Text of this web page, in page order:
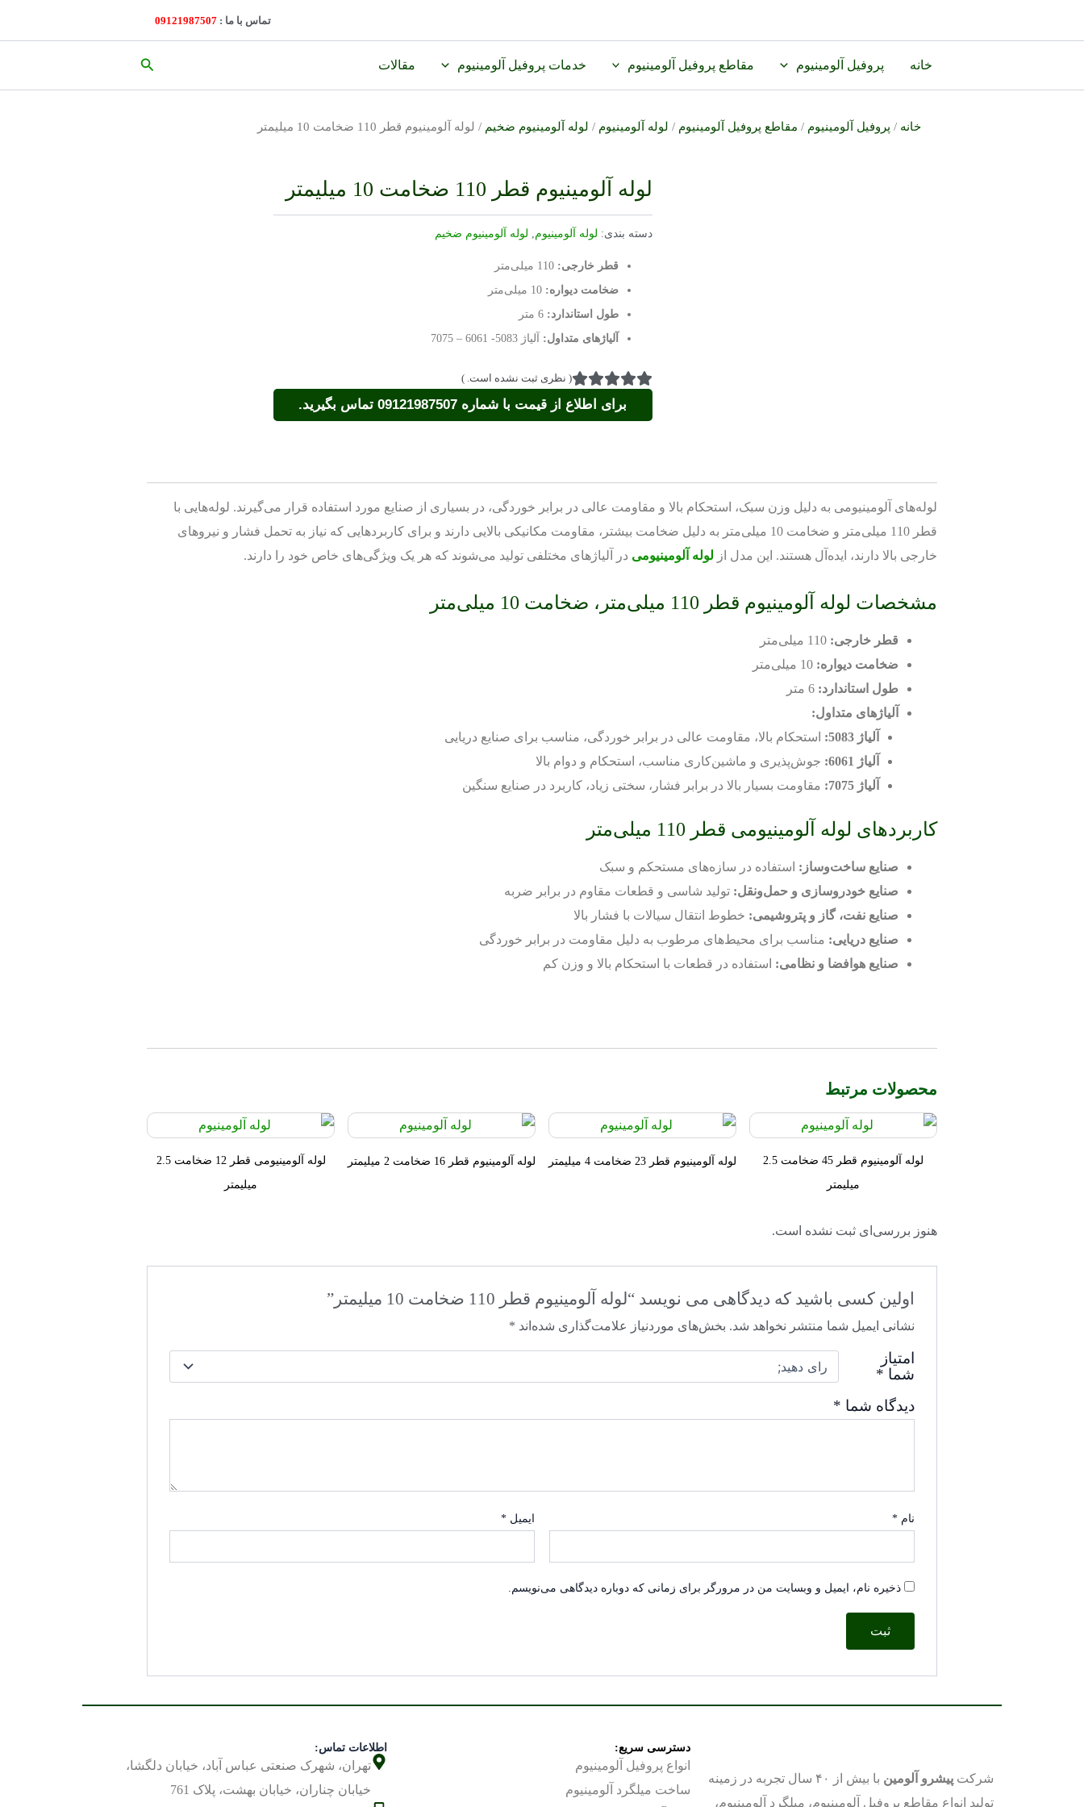
تماس با ما : 09121987507
خانه پروفیل آلومینیوم مقاطع پروفیل آلومینیوم خدمات پروفیل آلومینیوم مقالات جستجو
خانه / پروفیل آلومینیوم / مقاطع پروفیل آلومینیوم / لوله آلومینیوم / لوله آلومینیوم ضخیم / لوله آلومینیوم قطر 110 ضخامت 10 میلیمتر
لوله آلومینیوم قطر 110 ضخامت 10 میلیمتر
دسته بندی: لوله آلومینیوم لوله آلومینیوم ضخیم
قطر خارجی: 110 میلی‌متر
ضخامت دیواره: 10 میلی‌متر
طول استاندارد: 6 متر
آلیاژهای متداول: آلیاژ 5083- 6061 – 7075
( نظری ثبت نشده است.)
برای اطلاع از قیمت با شماره 09121987507 تماس بگیرید.
لوله‌های آلومینیومی به دلیل وزن سبک، استحکام بالا و مقاومت عالی در برابر خوردگی، در بسیاری از صنایع مورد استفاده قرار می‌گیرند. لوله‌هایی با
قطر 110 میلی‌متر و ضخامت 10 میلی‌متر به دلیل ضخامت بیشتر، مقاومت مکانیکی بالایی دارند و برای کاربردهایی که نیاز به تحمل فشار و نیروهای
خارجی بالا دارند، ایده‌آل هستند. این مدل از لوله آلومینیومی در آلیاژهای مختلفی تولید می‌شوند که هر یک ویژگی‌های خاص خود را دارند.
مشخصات لوله آلومینیوم قطر 110 میلی‌متر، ضخامت 10 میلی‌متر
قطر خارجی:
ضخامت دیواره:
طول استاندارد:
آلیاژهای متداول:
آلیاژ 5083:
استحکام بالا، مقاومت عالی در برابر خوردگی، مناسب برای صنایع دریایی
آلیاژ 6061:
جوش‌پذیری و ماشین‌کاری مناسب، استحکام و دوام بالا
آلیاژ 7075:
مقاومت بسیار بالا در برابر فشار، سختی زیاد، کاربرد در صنایع سنگین
کاربردهای لوله آلومینیومی قطر 110 میلی‌متر
صنایع ساخت‌وساز: استفاده در سازه‌های مستحکم و سبک
صنایع خودروسازی و حمل‌ونقل: تولید شاسی و قطعات مقاوم در برابر ضربه
صنایع نفت، گاز و پتروشیمی: خطوط انتقال سیالات با فشار بالا
صنایع دریایی: مناسب برای محیط‌های مرطوب به دلیل مقاومت در برابر خوردگی
صنایع هوافضا و نظامی: استفاده در قطعات با استحکام بالا و وزن کم
محصولات مرتبط
لوله آلومینیوم قطر 45 ضخامت 2.5
میلیمتر
لوله آلومینیوم قطر 23 ضخامت 4 میلیمتر لوله آلومینیوم قطر 16 ضخامت 2 میلیمتر
لوله آلومینیومی قطر 12 ضخامت 2.5
میلیمتر
هنوز بررسی‌ای ثبت نشده است.
اولین کسی باشید که دیدگاهی می نویسد “لوله آلومینیوم قطر 110 ضخامت 10 میلیمتر”
نشانی ایمیل شما منتشر نخواهد شد. بخش‌های موردنیاز علامت‌گذاری شده‌اند *
امتیاز
شما *
دیدگاه شما *
نام * ایمیل*
ذخیره نام، ایمیل و وبسایت من در مرورگر برای زمانی که دوباره دیدگاهی می‌نویسم.
شرکت پیشرو آلومین
با بیش از ۴۰ سال تجربه در زمینه
تولید انواع مقاطع پروفیل آلومینیوم، میلگرد آلومینیوم،
دسترسی سریع:
انواع پروفیل آلومینیوم
ساخت میلگرد آلومینیوم
اطلاعات تماس:
تهران، شهرک صنعتی عباس آباد، خیابان دلگشا،
خیابان چناران، خیابان بهشت، پلاک 761